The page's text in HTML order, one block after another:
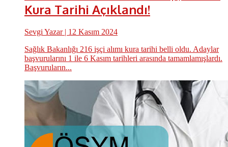
Kura Tarihi Açıklandı!
Sevgi Yazar| 12 Kasım 2024
Sağlık Bakanlığı 216 işçi alımı kura tarihi belli oldu. Adaylar
başvurularını 1 ile 6 Kasım tarihleri arasında tamamlamışlardı.
Başvuruların...